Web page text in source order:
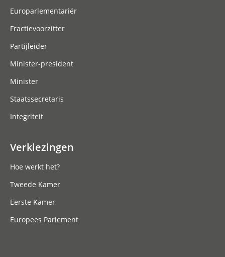
Europarlementariër
Fractievoorzitter
Partijleider
Minister-president
Minister
Staatssecretaris
Integriteit
Verkiezingen
Hoe werkt het?
Tweede Kamer
Eerste Kamer
Europees Parlement